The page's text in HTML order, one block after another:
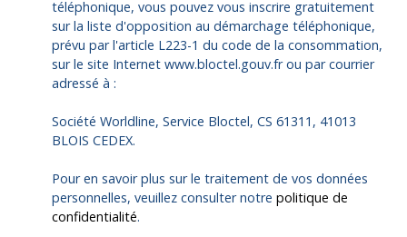
téléphonique, vous pouvez vous inscrire gratuitement
sur la liste d'opposition au démarchage téléphonique,
prévu par l'article L223-1 du code de la consommation,
sur le site Internet www.bloctel.gouv.fr ou par courrier
adressé à :
Société Worldline, Service Bloctel, CS 61311, 41013
BLOIS CEDEX.
Pour en savoir plus sur le traitement de vos données
personnelles, veuillez consulter notre politique de
confidentialité.